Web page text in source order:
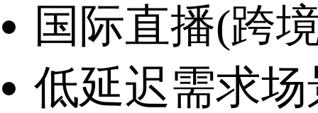
国际直播(跨
低延迟需求